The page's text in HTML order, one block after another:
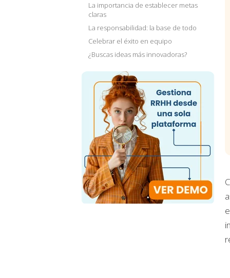
La importancia de establecer metas
claras
La responsabilidad: la base de todo
Celebrar el éxito en equipo
¿Buscas ideas más innovadoras?